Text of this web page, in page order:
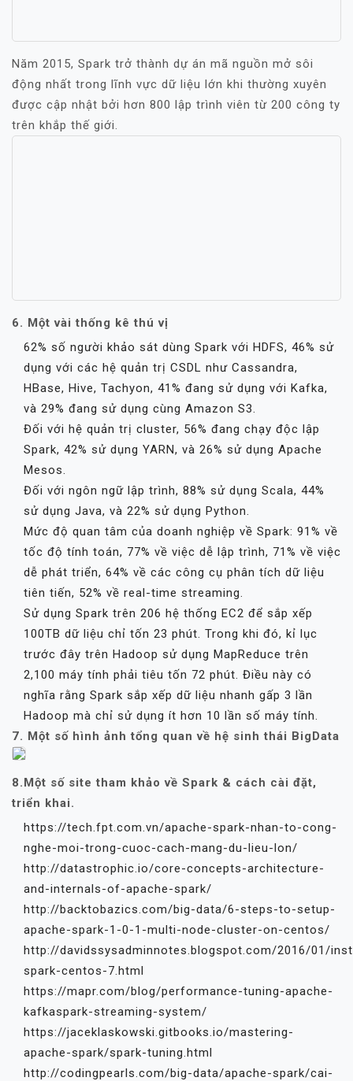
Năm 2015, Spark trở thành dự án mã nguồn mở sôi
động nhất trong lĩnh vực dữ liệu lớn khi thường xuyên
được cập nhật bởi hơn 800 lập trình viên từ 200 công ty
trên khắp thế giới.
6. Một vài thống kê thú vị
62% số người khảo sát dùng Spark với HDFS, 46% sử
dụng với các hệ quản trị CSDL như Cassandra,
HBase, Hive, Tachyon, 41% đang sử dụng với Kafka,
và 29% đang sử dụng cùng Amazon S3.
Đối với hệ quản trị cluster, 56% đang chạy độc lập
Spark, 42% sử dụng YARN, và 26% sử dụng Apache
Mesos.
Đối với ngôn ngữ lập trình, 88% sử dụng Scala, 44%
sử dụng Java, và 22% sử dụng Python.
Mức độ quan tâm của doanh nghiệp về Spark: 91% về
tốc độ tính toán, 77% về việc dễ lập trình, 71% về việc
dễ phát triển, 64% về các công cụ phân tích dữ liệu
tiên tiến, 52% về real-time streaming.
Sử dụng Spark trên 206 hệ thống EC2 để sắp xếp
100TB dữ liệu chỉ tốn 23 phút. Trong khi đó, kỉ lục
trước đây trên Hadoop sử dụng MapReduce trên
2,100 máy tính phải tiêu tốn 72 phút. Điều này có
nghĩa rằng Spark sắp xếp dữ liệu nhanh gấp 3 lần
Hadoop mà chỉ sử dụng ít hơn 10 lần số máy tính.
7. Một số hình ảnh tổng quan về hệ sinh thái BigData
8.Một số site tham khảo về Spark & cách cài đặt,
triển khai.
https://tech.fpt.com.vn/apache-spark-nhan-to-cong-
nghe-moi-trong-cuoc-cach-mang-du-lieu-lon/
http://datastrophic.io/core-concepts-architecture-
and-internals-of-apache-spark/
http://backtobazics.com/big-data/6-steps-to-setup-
apache-spark-1-0-1-multi-node-cluster-on-centos/
http://davidssysadminnotes.blogspot.com/2016/01/
spark-centos-7.html
https://mapr.com/blog/performance-tuning-apache-
kafkaspark-streaming-system/
https://jaceklaskowski.gitbooks.io/mastering-
apache-spark/spark-tuning.html
http://codingpearls.com/big-data/apache-spark/cai-